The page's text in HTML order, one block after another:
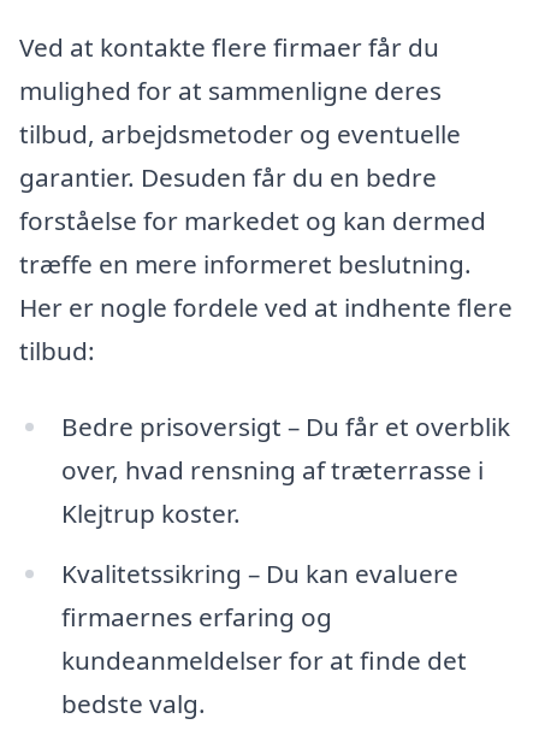
Ved at kontakte flere firmaer får du
mulighed for at sammenligne deres
tilbud, arbejdsmetoder og eventuelle
garantier. Desuden får du en bedre
forståelse for markedet og kan dermed
træffe en mere informeret beslutning.
Her er nogle fordele ved at indhente flere
tilbud:
Bedre prisoversigt – Du får et overblik
over, hvad rensning af træterrasse i
Klejtrup koster.
Kvalitetssikring – Du kan evaluere
firmaernes erfaring og
kundeanmeldelser for at finde det
bedste valg.